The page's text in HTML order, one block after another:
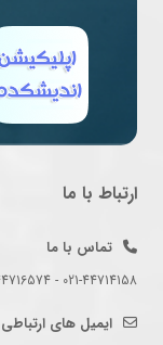
ارتباط با ما
تماس با ما
021-44714158 - 021-44716574 - 021-44714489
ایمیل های ارتباطی